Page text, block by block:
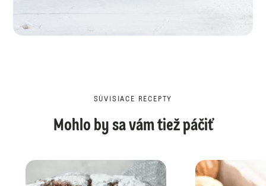
SÚVISIACE RECEPTY
Mohlo by sa vám tiež páčiť